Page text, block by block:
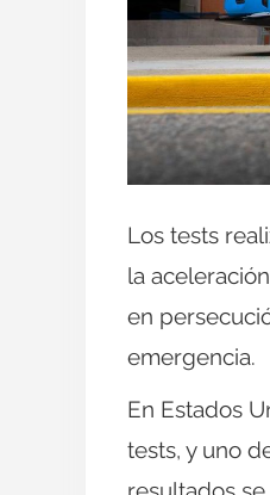
Los tests
la
en
emergencia.
En Estados
tests, y uno